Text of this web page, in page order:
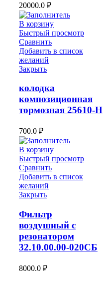
20000.0 ₽
В корзину
Быстрый просмотр
Сравнить
Добавить в список
желаний
Закрыть
колодка
композиционная
тормозная 25610-Н
700.0 ₽
В корзину
Быстрый просмотр
Сравнить
Добавить в список
желаний
Закрыть
Фильтр
воздушный с
резонатором
32.10.00.00-020СБ
8000.0 ₽